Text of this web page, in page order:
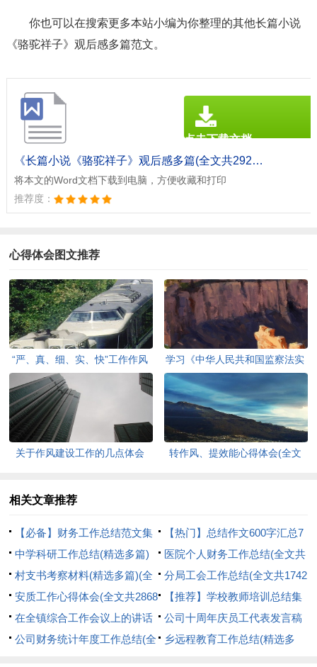
你也可以在搜索更多本站小编为你整理的其他长篇小说
《骆驼祥子》观后感多篇范文。
《长篇小说《骆驼祥子》观后感多篇(全文共2922字).doc》
将本文的Word文档下载到电脑，方便收藏和打印
推荐度：
点击下载文档
文档为doc格式
心得体会图文推荐
“严、真、细、实、快”工作作风
建设心得体会(全文共1980字)
学习《中华人民共和国监察法实
施条例》心得体会(全文共752
字)
关于作风建设工作的几点体会
转作风、提效能心得体会(全文
相关文章推荐
【必备】财务工作总结范文集
合九篇(全文共17588字)
【热门】总结作文600字汇总7
篇(全文共4325字)
中学科研工作总结(精选多篇)
(全文共5270字)
医院个人财务工作总结(全文共
1448字)
村支书考察材料(精选多篇)(全
文共8952字)
分局工会工作总结(全文共1742
字)
安质工作心得体会(全文共2868
字)
【推荐】学校教师培训总结集
合十篇(全文共10697字)
在全镇综合工作会议上的讲话
(精选多篇)(全文共18522字)
公司十周年庆员工代表发言稿
(全文共768字)
公司财务统计年度工作总结(全
乡远程教育工作总结(精选多